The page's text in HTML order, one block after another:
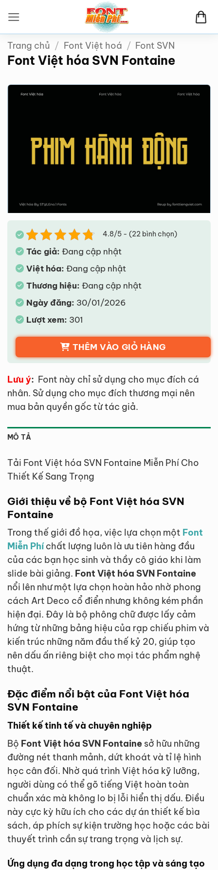
qua
nội
dung
Trang chủ / Font Việt hoá / Font SVN
Font Việt hóa SVN Fontaine
4.8/5 - (22 bình chọn)
Tác giả: Đang cập nhật
Việt hóa: Đang cập nhật
Thương hiệu: Đang cập nhật
Ngày đăng: 30/01/2026
Lượt xem: 301
THÊM VÀO GIỎ HÀNG
Lưu ý: Font này chỉ sử dụng cho mục đích cá
nhân. Sử dụng cho mục đích thương mại nên
mua bản quyền gốc từ tác giả.
MÔ TẢ
Tải Font Việt hóa SVN Fontaine Miễn Phí Cho
Thiết Kế Sang Trọng
Giới thiệu về bộ Font Việt hóa SVN
Fontaine
Trong thế giới đồ họa, việc lựa chọn một Font
Miễn Phíchất lượng luôn là ưu tiên hàng đầu
của các bạn học sinh và thầy cô giáo khi làm
slide bài giảng. Font Việt hóa SVN Fontaine
nổi lên như một lựa chọn hoàn hảo nhờ phong
cách Art Deco cổ điển nhưng không kém phần
hiện đại. Đây là bộ phông chữ được lấy cảm
hứng từ những bảng hiệu của rạp chiếu phim và
kiến trúc những năm đầu thế kỷ 20, giúp tạo
nên dấu ấn riêng biệt cho mọi tác phẩm nghệ
thuật.
Đặc điểm nổi bật của Font Việt hóa
SVN Fontaine
Thiết kế tinh tế và chuyên nghiệp
Bộ Font Việt hóa SVN Fontaine sở hữu những
đường nét thanh mảnh, dứt khoát và tỉ lệ hình
học cân đối. Nhờ quá trình Việt hóa kỹ lưỡng,
người dùng có thể gõ tiếng Việt hoàn toàn
chuẩn xác mà không lo bị lỗi hiển thị dấu. Điều
này cực kỳ hữu ích cho các dự án thiết kế bìa
sách, áp phích sự kiện trường học hoặc các bài
thuyết trình cần sự trang trọng và lịch sự.
Ứng dụng đa dạng trong học tập và sáng tạo